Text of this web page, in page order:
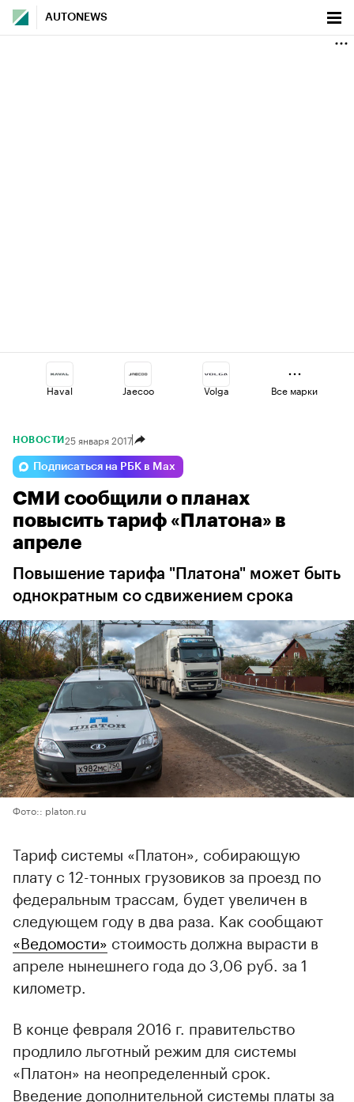
AUTONEWS
Haval Jaecoo Volga
Changan Lada
Esteo Geely Omoda
Все марки
НОВОСТИ 25 января 2017
Подписаться на РБК в Max
СМИ сообщили о планах
повысить тариф «Платона» в
апреле
Повышение тарифа "Платона" может быть
однократным со сдвижением срока
Фото:: platon.ru
Тариф системы «Платон», собирающую
плату с 12-тонных грузовиков за проезд по
федеральным трассам, будет увеличен в
следующем году в два раза. Как сообщают
«Ведомости» стоимость должна вырасти в
апреле нынешнего года до 3,06 руб. за 1
километр.
В конце февраля 2016 г. правительство
продлило льготный режим для системы
«Платон» на неопределенный срок.
Введение дополнительной системы платы за